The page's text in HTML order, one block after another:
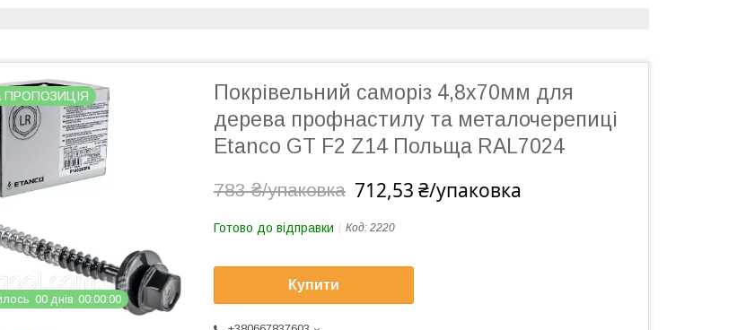
ПРОПОЗИЦІЯ
00 днів 00 00 00
Покрівельний саморіз 4,8х70мм для
дерева профнастилу та металочерепиці
Etanco GT F2 Z14 Польща RAL7024
783 ₴/упаковка 712,53 ₴/упаковка
Готово до відправки Код: 2220
Купити